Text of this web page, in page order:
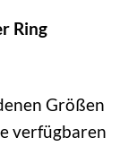
Ring
Größen
verfügbaren